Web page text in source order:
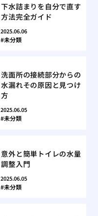
下水詰まりを自分で直す
方法完全ガイド
2025.06.06
未分類
洗面所の接続部分からの
水漏れその原因と見つけ
方
2025.06.05
未分類
意外と簡単トイレの水量
調整入門
2025.06.05
未分類